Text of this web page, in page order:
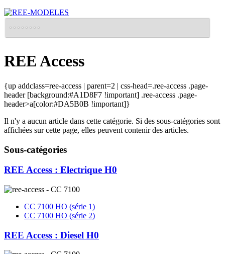
REE Access
{up addclass=ree-access | parent=2 | css-head=.ree-access .page-
header [background:#A1D8F7 !important] .ree-access .page-
header>a[color:#DA5B0B !important]}
Il n'y a aucun article dans cette catégorie. Si des sous-catégories sont
affichées sur cette page, elles peuvent contenir des articles.
Sous-catégories
REE Access : Electrique H0
CC 7100 HO (série 1)
CC 7100 HO (série 2)
REE Access : Diesel H0